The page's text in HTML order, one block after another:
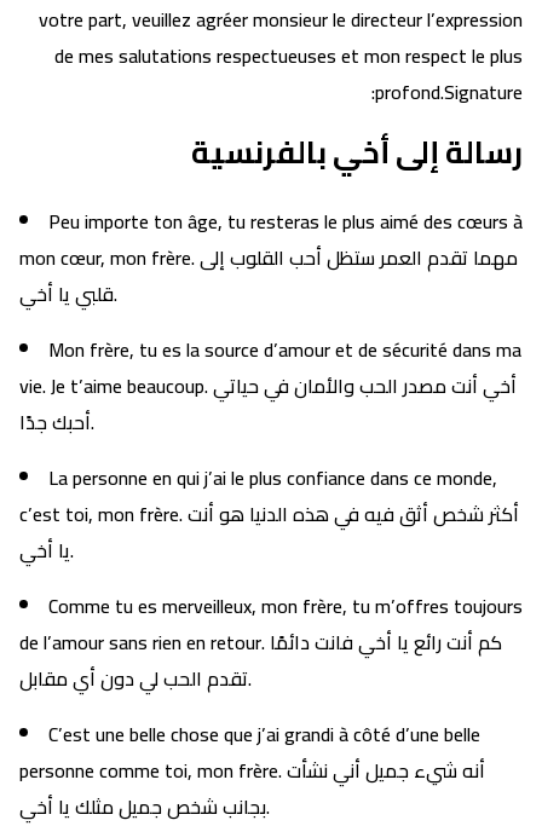
votre part, veuillez agréer monsieur le directeur l’expression
de mes salutations respectueuses et mon respect le plus
profond.Signature:
رسالة إلى أخي بالفرنسية
Peu importe ton âge, tu resteras le plus aimé des cœurs à
mon cœur, mon frère. مهما تقدم العمر ستظل أحب القلوب إلى
قلبي يا أخي.
Mon frère, tu es la source d’amour et de sécurité dans ma
vie. Je t’aime beaucoup. أخي أنت مصدر الحب والأمان في حياتي
أحبك جدًا.
La personne en qui j’ai le plus confiance dans ce monde,
c’est toi, mon frère. أكثر شخص أثق فيه في هذه الدنيا هو أنت
يا أخي.
Comme tu es merveilleux, mon frère, tu m’offres toujours
de l’amour sans rien en retour. كم أنت رائع يا أخي فانت دائمًا
تقدم الحب لي دون أي مقابل.
C’est une belle chose que j’ai grandi à côté d’une belle
personne comme toi, mon frère. أنه شيء جميل أني نشأت
بجانب شخص جميل مثلك يا أخي.